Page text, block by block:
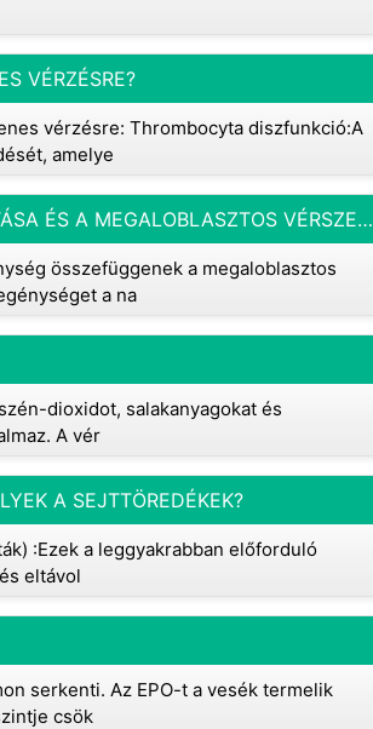
VÉRZÉSRE?
vérzésre: Thrombocyta diszfunkció:A
amelye
MI AZ ÖSSZEFÜGGÉS A CSONTVELŐ HIPERCELLULARITÁSA ÉS A MEGALOBLASZTOS VÉRSZEGÉNYSÉG KÖZÖTT?
összefüggenek a megaloblasztos
a na
dioxidot, salakanyagokat és
A vér
A SEJTTÖREDÉKEK?
:Ezek a leggyakrabban előforduló
eltávol
serkenti. Az EPO-t a vesék termelik
csök